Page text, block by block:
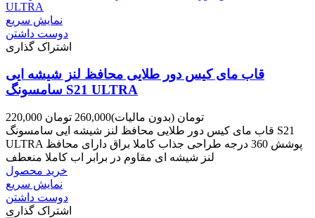
نمایش سریع
دوست داشتن
اشتراک گذاری
قاب مای کیس دور طلایی محافظ لنز شیشه ایی
سامسونگ S21 ULTRA
220,000 تومان (بدون مالیات)260,000 تومان
قاب مای کیس دور طلایی محافظ لنز شیشه ایی سامسونگ S21
ULTRA پوشش 360 درجه طراحی جذاب کاملا براق دارای محافظ
لنز شیشه ای مقاوم در برابر اب کاملا منعطف
خرید محصول
نمایش سریع
دوست داشتن
اشتراک گذاری